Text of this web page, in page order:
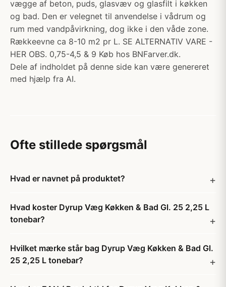
vægge af beton, puds, glasvæv og glasfilt i køkken
og bad. Den er velegnet til anvendelse i vådrum og
rum med vandpåvirkning, dog ikke i den våde zone.
Rækkeevne ca 8-10 m2 pr L. SE ALTERNATIV VARE -
HER OBS. 0,75-4,5 & 9 Køb hos BNFarver.dk.
Dele af indholdet på denne side kan være genereret
med hjælp fra AI.
Ofte stillede spørgsmål
Hvad er navnet på produktet?
Hvad koster Dyrup Væg Køkken & Bad Gl. 25 2,25 L
tonebar?
Hvilket mærke står bag Dyrup Væg Køkken & Bad Gl.
25 2,25 L tonebar?